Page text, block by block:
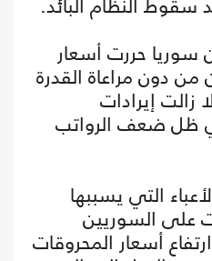
سوريا حررت أسعار
من دون مراعاة القدرة
زالت إيرادات
ظل ضعف الرواتب
التي يسببها
على السوريين
أسعار المحروقات